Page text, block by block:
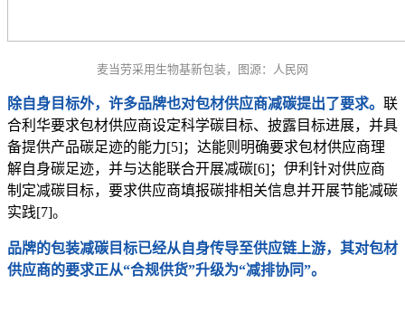
麦当劳采用生物基新包装，图源：人民网
除自身目标外，许多品牌也对包材供应商减碳提出了要求。 联
合利华要求包材供应商设定科学碳目标、披露目标进展，并具
备提供产品碳足迹的能力[5]；达能则明确要求包材供应商理
解自身碳足迹，并与达能联合开展减碳[6]；伊利针对供应商
制定减碳目标，要求供应商填报碳排相关信息并开展节能减碳
实践[7]。
品牌的包装减碳目标已经从自身传导至供应链上游，其对包材
供应商的要求正从“合规供货”升级为“减排协同”。